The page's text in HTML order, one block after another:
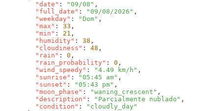
        "date"
: "09/08"
        "full_date"
: "09/08/2026"
        "weekday"
: "Dom"
        "max"
: 33
        "min"
: 21
        "humidity"
: 38
        "cloudiness"
: 48
        "rain"
: 0
        "rain_probability"
: 0
        "wind_speedy"
: "4.49 km/h"
        "sunrise"
: "05:45 am"
        "sunset"
: "05:43 pm"
        "moon_phase"
: "waning_crescent"
        "description"
: "Parcialmente nublado"
        "condition"
: